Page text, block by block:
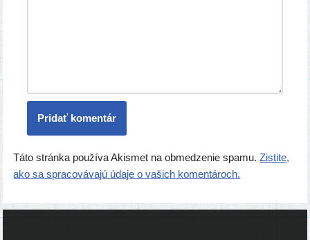
Táto stránka používa Akismet na obmedzenie spamu.Zistite,
ako sa spracovávajú údaje o vašich komentároch.